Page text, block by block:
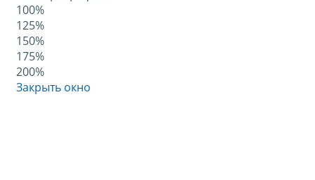
100%
125%
150%
175%
200%
Закрыть окно